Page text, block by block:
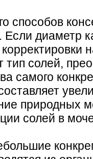
способов
Если диаметр
тип солей,
самого
природных
солей в